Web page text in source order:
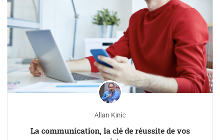
Allan Kinic
La communication, la clé de réussite de vos